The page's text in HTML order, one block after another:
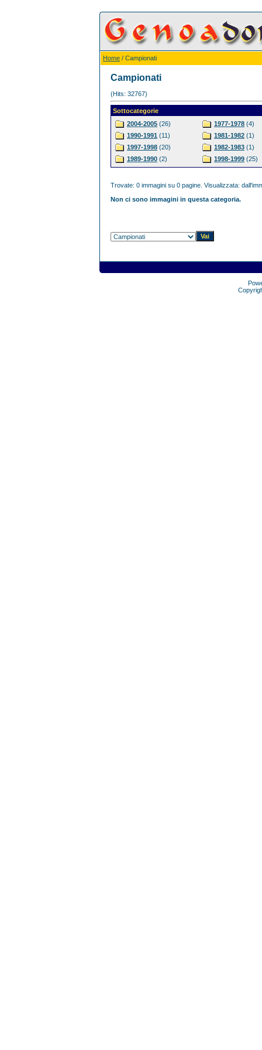
Home / Campionati
Campionati
(Hits: 32767)
Sottocategorie
2004-2005 (26)
1990-1991 (11)
1997-1998 (20)
1989-1990 (2)
1977-1978 (4)
1981-1982 (1)
1982-1983 (1)
1998-1999 (25)
Trovate: 0 immagini su 0 pagine. Visualizzata:
Non ci sono immagini in questa categoria.